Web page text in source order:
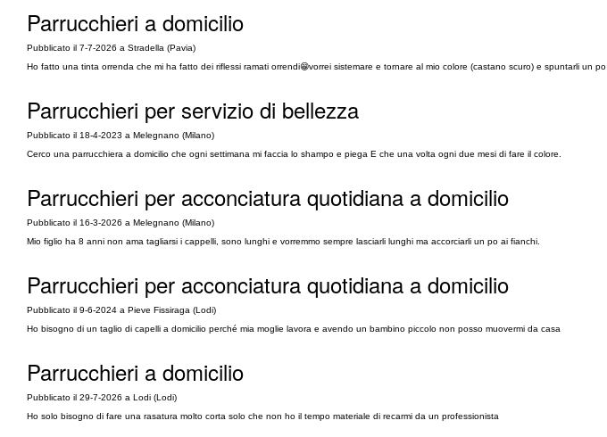
Parrucchieri a domicilio
Pubblicato il 7-7-2026 a Stradella (Pavia)
Ho fatto una tinta orrenda che mi ha fatto dei riflessi ramati orrendi😁vorrei sistemare e tornare al mio colore (castano scuro) e spuntarli un po
Parrucchieri per servizio di bellezza
Pubblicato il 18-4-2023 a Melegnano (Milano)
Cerco una parrucchiera a domicilio che ogni settimana mi faccia lo shampo e piega E che una volta ogni due mesi di fare il colore.
Parrucchieri per acconciatura quotidiana a domicilio
Pubblicato il 16-3-2026 a Melegnano (Milano)
Mio figlio ha 8 anni non ama tagliarsi i cappelli, sono lunghi e vorremmo sempre lasciarli lunghi ma accorciarli un po ai fianchi.
Parrucchieri per acconciatura quotidiana a domicilio
Pubblicato il 9-6-2024 a Pieve Fissiraga (Lodi)
Ho bisogno di un taglio di capelli a domicilio perché mia moglie lavora e avendo un bambino piccolo non posso muovermi da casa
Parrucchieri a domicilio
Pubblicato il 29-7-2026 a Lodi (Lodi)
Ho solo bisogno di fare una rasatura molto corta solo che non ho il tempo materiale di recarmi da un professionista